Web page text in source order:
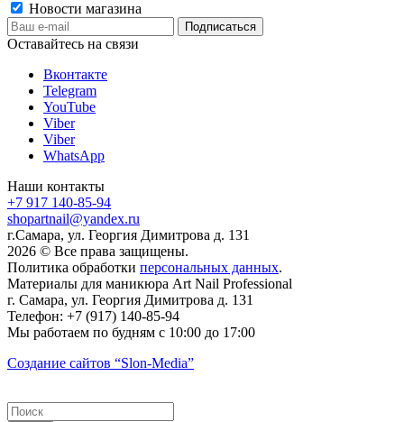
Новости магазина
Оставайтесь на связи
Вконтакте
Telegram
YouTube
Viber
Viber
WhatsApp
Наши контакты
+7 917 140-85-94
shopartnail@yandex.ru
г.Самара, ул. Георгия Димитрова д. 131
2026 © Все права защищены.
Политика обработки персональных данных.
Материалы для маникюра Art Nail Professional
г. Самара, ул. Георгия Димитрова д. 131
Телефон: +7 (917) 140-85-94
Мы работаем по будням с 10:00 до 17:00
Создание сайтов “Slon-Media”